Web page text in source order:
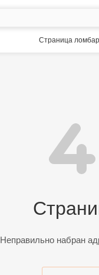
Страница
Неправильно набран